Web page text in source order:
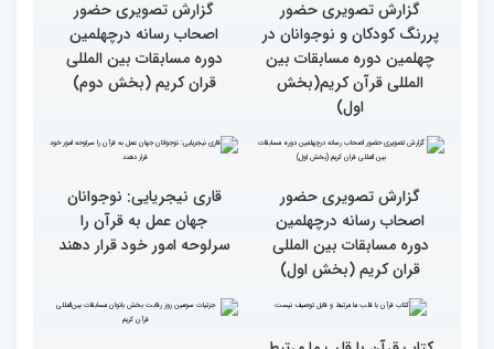
بخش برادران مسابقات
بین‌المللی قرآن کریم
پررنگ کودکان و نوجوانان در
چهلمین دوره مسابقات بین
المللی قرآن کریم(بخش
دوم)
پررنگ کودکان و نوجوانان در
چهلمین دوره مسابقات بین
المللی قرآن کریم(بخش
اول)
اصحاب رسانه درچهلمین
دوره مسابقات بین المللی
قران کریم (بخش دوم)